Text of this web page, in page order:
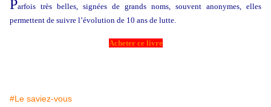
Parfois très belles, signées de grands noms, souvent anonymes, elles
permettent de suivre l’évolution de 10 ans de lutte.
Acheter ce livre
#Le saviez-vous